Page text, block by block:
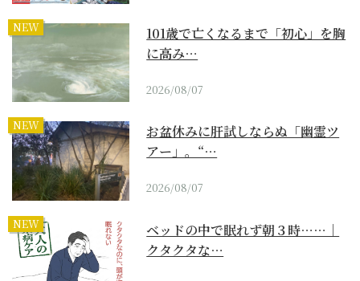
NEW
101歳で亡くなるまで「初心」を胸
に高み…
2026/08/07
NEW
お盆休みに肝試しならぬ「幽霊ツ
アー」。“…
2026/08/07
NEW
ベッドの中で眠れず朝３時……｜
クタクタな…